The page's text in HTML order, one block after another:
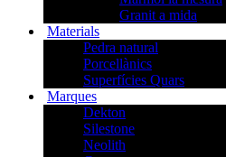
Granit a mida
Materials
Pedra natural
Porcellànics
Superfícies Quars
Marques
Dekton
Silestone
Neolith